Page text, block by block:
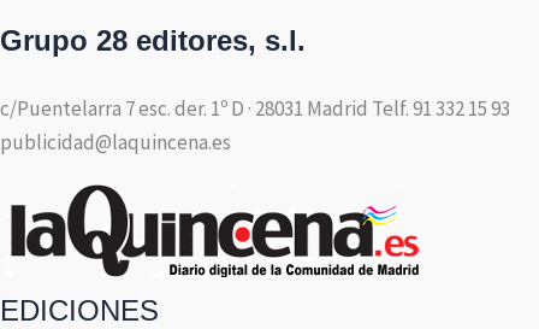
Grupo 28 editores, s.l.
c/Puentelarra 7 esc. der. 1º D · 28031 Madrid Telf. 91 332 15 93
publicidad@laquincena.es
EDICIONES